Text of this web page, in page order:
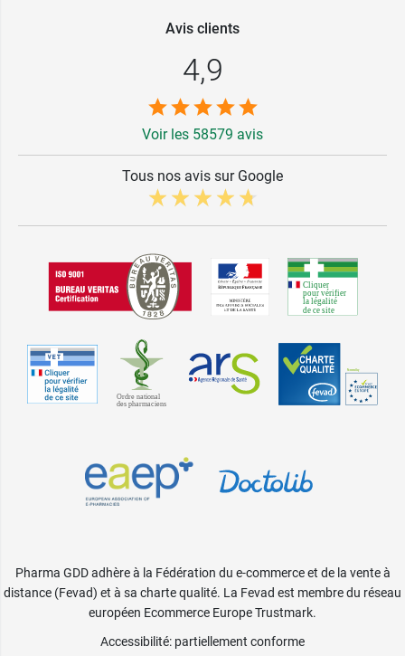
Avis clients
4,9
Voir les 58579 avis
Tous nos avis sur Google
Pharma GDD adhère à la Fédération du e-commerce et de la vente à
distance (Fevad) et à sa charte qualité. La Fevad est membre du réseau
européen Ecommerce Europe Trustmark.
Accessibilité: partiellement conforme